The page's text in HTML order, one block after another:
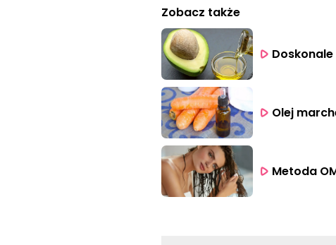
Zobacz także
Olej
Metoda